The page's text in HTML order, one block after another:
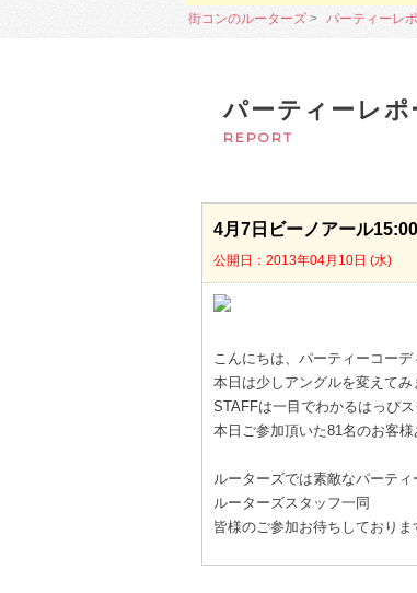
街コンのルーターズ パーティーレ
パーティーレポ
REPORT
4月7日ビーノアール
公開日：2013年04月10日 (水)
こんにちは、パーティーコー
本日は少しアングルを変えて
STAFFは一目でわかるはっぴ
本日ご参加頂いた81名のお客様
ルーターズでは素敵なパーテ
ルーターズスタッフ一同
皆様のご参加お待ちしており